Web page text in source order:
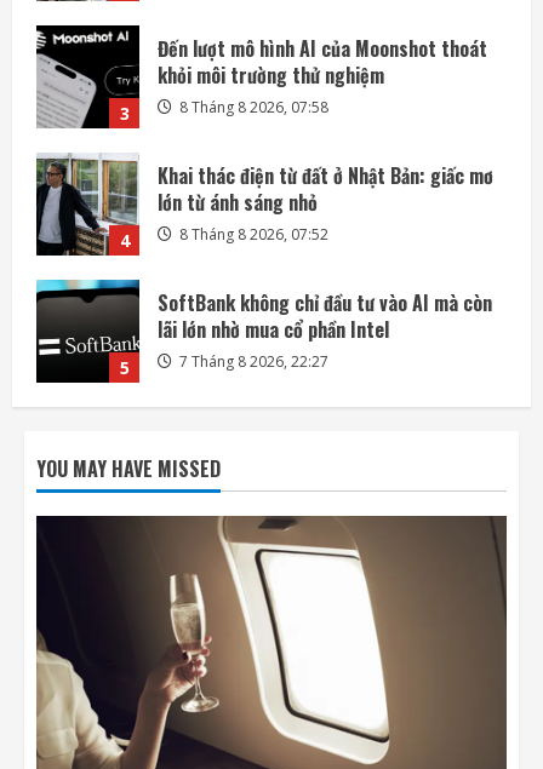
4
Khai thác điện từ đất ở Nhật Bản: giấc mơ
lớn từ ánh sáng nhỏ
8 Tháng 8 2026, 07:52
5
SoftBank không chỉ đầu tư vào AI mà còn
lãi lớn nhờ mua cổ phần Intel
7 Tháng 8 2026, 22:27
1
Mỗi ngày có thêm 1.200 triệu phú, nước
Mỹ giàu lên hay chỉ người giàu càng giàu?
8 Tháng 8 2026, 08:55
2
để nâng cấp hệ thống điện ISS
8 Tháng 8 2026, 08:47
Đến lượt mô hình AI của Moonshot thoát
khỏi môi trường thử nghiệm
8 Tháng 8 2026, 07:58
4
Khai thác điện từ đất ở Nhật Bản: giấc mơ
lớn từ ánh sáng nhỏ
8 Tháng 8 2026, 07:52
YOU MAY HAVE MISSED